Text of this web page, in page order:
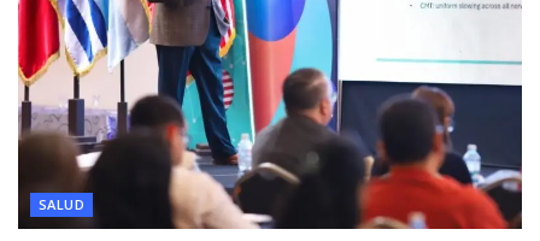
SALUD